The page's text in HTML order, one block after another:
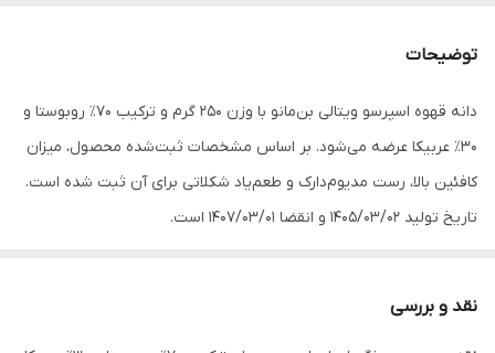
توضیحات
دانه قهوه اسپرسو ویتالی بن‌مانو با وزن 250 گرم و ترکیب 70٪ روبوستا و
30٪ عربیکا عرضه می‌شود. بر اساس مشخصات ثبت‌شده محصول، میزان
کافئین بالا، رست مدیوم‌دارک و طعم‌یاد شکلاتی برای آن ثبت شده است.
تاریخ تولید 1405/03/02 و انقضا 1407/03/01 است.
نقد و بررسی